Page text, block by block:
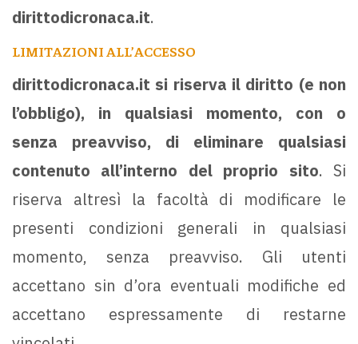
dirittodicronaca.it.
LIMITAZIONI ALL’ACCESSO
dirittodicronaca.it si riserva il diritto (e non
l’obbligo), in qualsiasi momento, con o
senza preavviso, di eliminare qualsiasi
contenuto all’interno del proprio sito. Si
riserva altresì la facoltà di modificare le
presenti condizioni generali in qualsiasi
momento, senza preavviso. Gli utenti
accettano sin d’ora eventuali modifiche ed
accettano espressamente di restarne